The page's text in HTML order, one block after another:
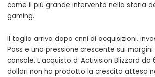
come il più grande intervento nella storia
gaming.
Il taglio arriva dopo anni di acquisizioni,
Pass e una pressione crescente sui margini
console. L’acquisto di Activision Blizzard da
dollari non ha prodotto la crescita attesa